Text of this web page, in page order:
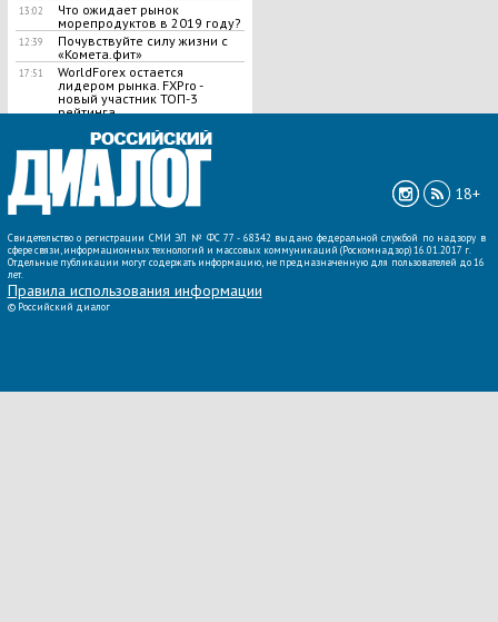
13:02
Что ожидает рынок
морепродуктов в 2019 году?
12:39
Почувствуйте силу жизни с
«Комета.фит»
17:51
WorldForex остается
лидером рынка. FXPro -
новый участник ТОП-3
рейтинга
ВСЕ НОВОСТИ »
18+
Свидетельство о регистрации СМИ ЭЛ № ФС 77 - 68342 выдано федеральной службой по надзору в
сфере связи, информационных технологий и массовых коммуникаций (Роскомнадзор) 16.01.2017 г.
Отдельные публикации могут содержать информацию, не предназначенную для пользователей до 16
лет.
Правила использования информации
© Российский диалог